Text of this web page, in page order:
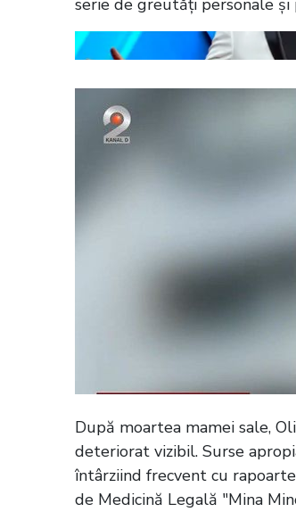
serie de greutăți personale
După moartea mamei sale,
deteriorat vizibil. Surse
întârziind frecvent cu
de Medicină Legală "Mina